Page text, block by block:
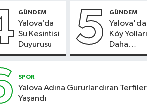
GÜNDEM
Yalova’da
Su Kesintisi
Duyurusu
5 GÜNDEM
Yalova'da
Köy Yolları
Daha
Güvenli
SPOR
Yalova Adına Gururlandıran Terfiler
Yaşandı